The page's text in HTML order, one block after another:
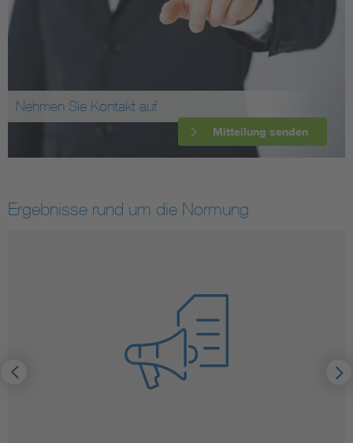
Nehmen Sie Kontakt auf
Mitteilung senden
Ergebnisse rund um die Normung